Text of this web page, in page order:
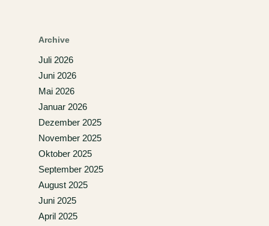
Archive
Juli 2026
Juni 2026
Mai 2026
Januar 2026
Dezember 2025
November 2025
Oktober 2025
September 2025
August 2025
Juni 2025
April 2025